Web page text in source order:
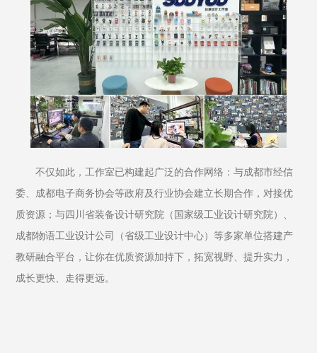
不仅如此，工作室已构建起广泛的合作网络：与成都市经信
委、成都电子商务协会等政府及行业协会建立长期合作，对接优
质资源；与四川省装备设计研究院（国家级工业设计研究院）、
成都物语工业设计公司（省级工业设计中心）等多家单位搭建产
教研融合平台，让你在优质资源加持下，拓宽视野、提升实力，
成长更快、走得更远。